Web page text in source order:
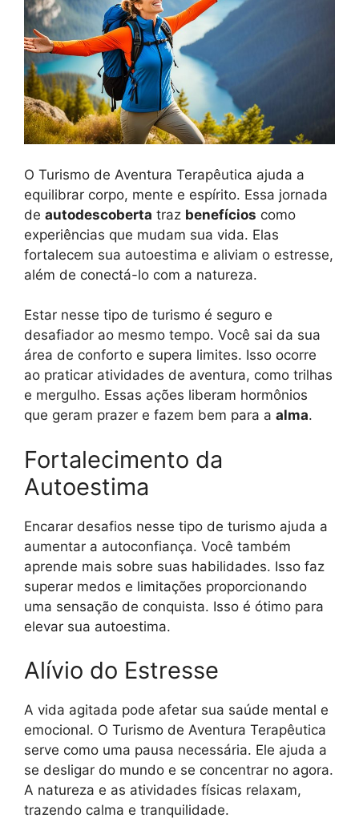
O Turismo de Aventura Terapêutica ajuda a
equilibrar corpo, mente e espírito. Essa jornada
de autodescoberta traz benefícios como
experiências que mudam sua vida. Elas
fortalecem sua autoestima e aliviam o estresse,
além de conectá-lo com a natureza.
Estar nesse tipo de turismo é seguro e
desafiador ao mesmo tempo. Você sai da sua
área de conforto e supera limites. Isso ocorre
ao praticar atividades de aventura, como trilhas
e mergulho. Essas ações liberam hormônios
que geram prazer e fazem bem para a alma.
Fortalecimento da
Autoestima
Encarar desafios nesse tipo de turismo ajuda a
aumentar a autoconfiança. Você também
aprende mais sobre suas habilidades. Isso faz
superar medos e limitações proporcionando
uma sensação de conquista. Isso é ótimo para
elevar sua autoestima.
Alívio do Estresse
A vida agitada pode afetar sua saúde mental e
emocional. O Turismo de Aventura Terapêutica
serve como uma pausa necessária. Ele ajuda a
se desligar do mundo e se concentrar no agora.
A natureza e as atividades físicas relaxam,
trazendo calma e tranquilidade.